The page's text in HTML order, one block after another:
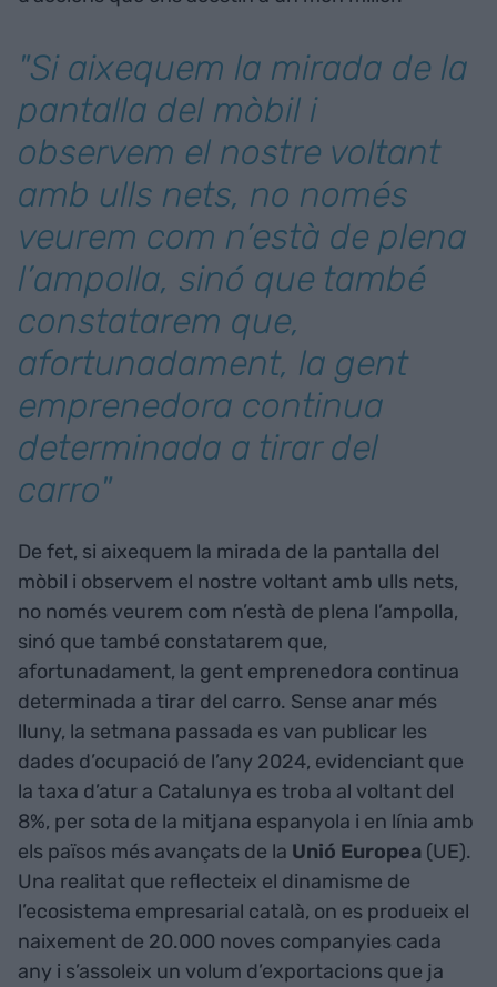
"Si aixequem la mirada de la
pantalla del mòbil i
observem el nostre voltant
amb ulls nets, no només
veurem com n’està de plena
l’ampolla, sinó que també
constatarem que,
afortunadament, la gent
emprenedora continua
determinada a tirar del
carro"
De fet, si aixequem la mirada de la pantalla del
mòbil i observem el nostre voltant amb ulls nets,
no només veurem com n’està de plena l’ampolla,
sinó que també constatarem que,
afortunadament, la gent emprenedora continua
determinada a tirar del carro. Sense anar més
lluny, la setmana passada es van publicar les
dades d’ocupació de l’any 2024, evidenciant que
la taxa d’atur a Catalunya es troba al voltant del
8%, per sota de la mitjana espanyola i en línia amb
els països més avançats de la Unió Europea (UE).
Una realitat que reflecteix el dinamisme de
l’ecosistema empresarial català, on es produeix el
naixement de 20.000 noves companyies cada
any i s’assoleix un volum d’exportacions que ja